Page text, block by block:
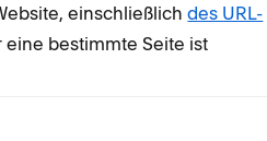
einschließlichdes URL-
eine bestimmte Seite ist